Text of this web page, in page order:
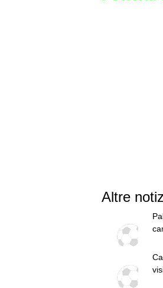
Altre